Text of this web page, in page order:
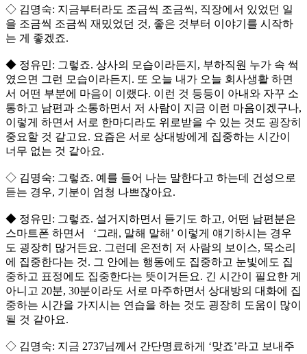
◇ 김명숙: 지금부터라도 조금씩 조금씩, 직장에서 있었던 일
을 조금씩 조금씩 재밌었던 것, 좋은 것부터 이야기를 시작하
는 게 좋겠죠.
◆ 정유민: 그렇죠. 상사의 모습이라든지, 부하직원 누가 속 썩
였으면 그런 모습이라든지. 또 오늘 내가 오늘 회사생활 하면
서 어떤 부분에 마음이 이랬다. 이런 것 등등이 아내와 자꾸 소
통하고 남편과 소통하면서 저 사람이 지금 이런 마음이겠구나,
이렇게 하면서 서로 한마디라도 위로받을 수 있는 것도 굉장히
중요할 것 같고요. 요즘은 서로 상대방에게 집중하는 시간이
너무 없는 것 같아요.
◇ 김명숙: 그렇죠. 예를 들어 나는 말한다고 하는데 건성으로
듣는 경우, 기분이 엄청 나쁘잖아요.
◆ 정유민: 그렇죠. 설거지하면서 듣기도 하고, 어떤 남편분은
스마트폰 하면서 ‘그래, 말해 말해’ 이렇게 얘기하시는 경우
도 굉장히 많거든요. 그런데 온전히 저 사람의 보이스, 목소리
에 집중한다는 것. 그 안에는 행동에도 집중하고 눈빛에도 집
중하고 표정에도 집중한다는 뜻이거든요. 긴 시간이 필요한 게
아니고 20분, 30분이라도 서로 마주하면서 상대방의 대화에 집
중하는 시간을 가지시는 연습을 하는 것도 굉장히 도움이 많이
될 것 같아요.
◇ 김명숙: 지금 2737님께서 간단명료하게 ‘맞죠’라고 보내주